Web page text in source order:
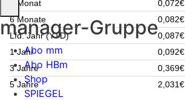
1 Monat
0,072€
6 Monate
0,082€
Lfd. Jahr (YTD)
0,087€
1 Jahr
0,092€
3 Jahre
0,369€
5 Jahre
2,031€
manager-Gruppe
Abo mm
Abo HBm
Shop
SPIEGEL